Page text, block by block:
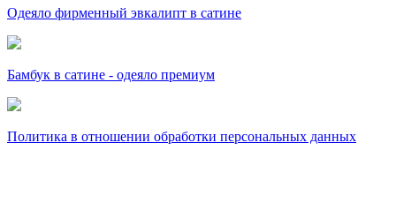
Одеяло фирменный эвкалипт в сатине
Бамбук в сатине - одеяло премиум
Политика в отношении обработки персональных данных